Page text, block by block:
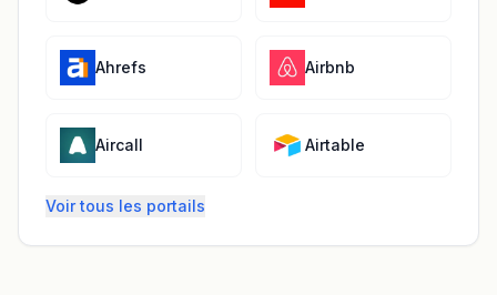
Ahrefs Airbnb
Aircall Airtable
Voir tous les portails